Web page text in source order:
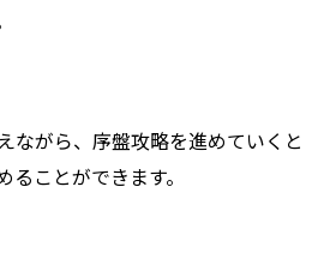
ながら、序盤攻略を進めていくと
ことができます。